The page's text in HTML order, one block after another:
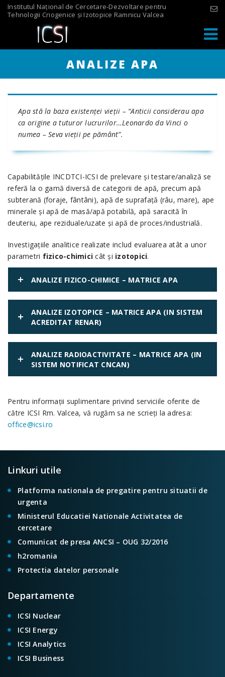
Skip
Institutul Național de Cercetare-Dezvoltare pentru
Tehnologii Criogenice și Izotopice Ramnicu Valcea
ANALIZE APA
Apa stă la baza existenţei vieţii – “Anticii considerau apa
ca origine a tuturor lucrurilor…Leonardo da Vinci o
numea – Seva vieţii pe pământ”.
Capabilităţile INCDTCI-ICSI de prelevare şi testare/analiză se
referă la o gamă diversă de categorii de apă, precum apă
subterană (foraje, fântâni), apă de suprafaţă (râu, mare), ape
minerale şi apă de masă/apă potabilă, apă saracită în
deuteriu, ape reziduale/uzate şi apă de proces/industrială.
Investigaţiile analitice realizate includ evaluarea atât a unor
parametri fizico-chimici cât şi izotopici.
ANALIZE FIZICO-CHIMICE – MATRICE APA
ANALIZE IZOTOPICE – MATRICE APA (IN SISTEM
ACREDITAT RENAR)
ANALIZE RADIOACTIVITATE – MATRICE APA (IN
SISTEM NOTIFICAT CNCAN)
Pentru informaţii suplimentare privind serviciile oferite de
către ICSI Rm. Valcea, vă rugăm sa ne scrieţi la adresa:
office@icsi.ro
Linkuri utile
Platforma nationala de pregatire pentru situatii de
urgenta
Ministerul Educatiei Nationale Activitatea de
cercetare
Comunicat de presa ANCSI – OUG 32/2016
h2romania
Protectia datelor personale
Departamente
ICSI Nuclear
ICSI Energy
ICSI Analytics
ICSI Business